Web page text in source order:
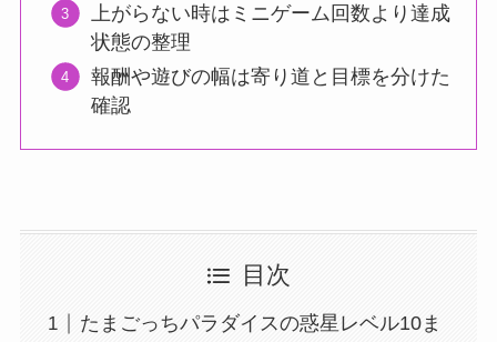
上がらない時はミニゲーム回数より達成
状態の整理
報酬や遊びの幅は寄り道と目標を分けた
確認
目次
たまごっちパラダイスの惑星レベル10ま